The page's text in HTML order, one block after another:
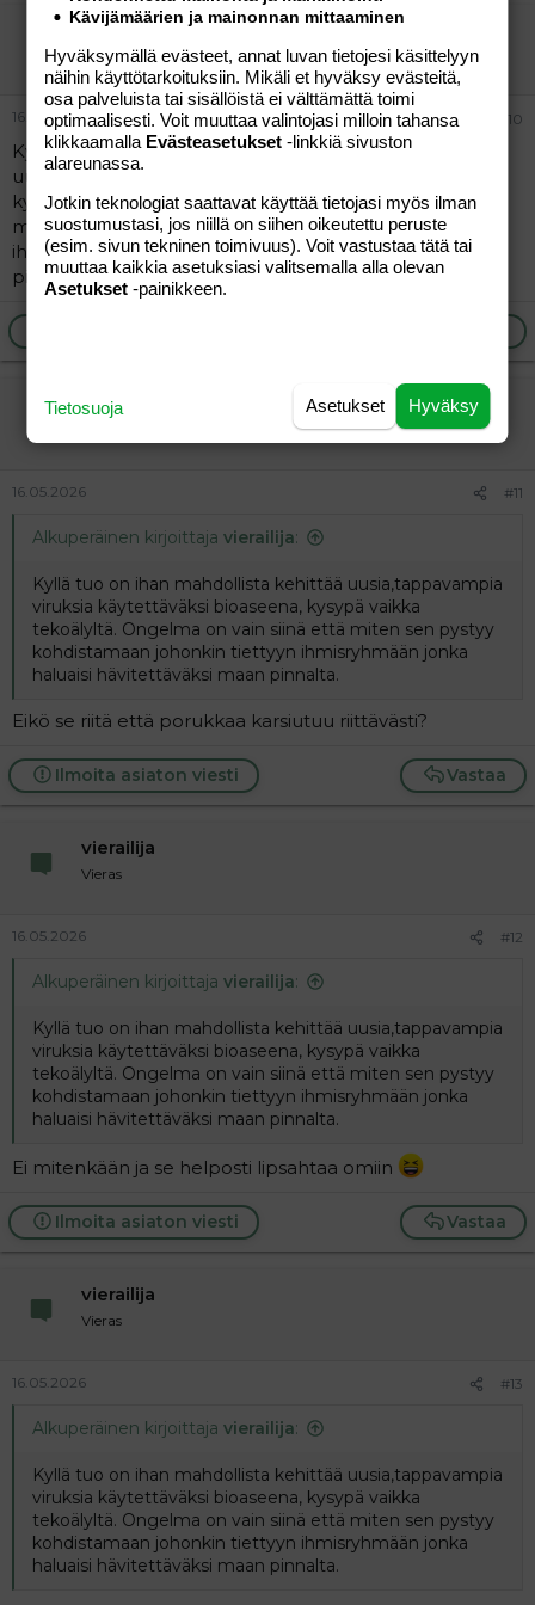
vierailija
Vieras
16.05.2026 #10
Kyllä tuo on ihan mahdollista kehittää
uusia,tappavampia viruksia käytettäväksi bioaseena,
kysypä vaikka tekoälyltä. Ongelma on vain siinä että
miten sen pystyy kohdistamaan johonkin tiettyyn
ihmisryhmään jonka haluaisi hävitettäväksi maan
pinnalta.
vierailija
16.05.2026 #11
Alkuperäinen kirjoittaja vierailija:
Kyllä tuo on ihan mahdollista kehittää uusia,tappavampia
viruksia käytettäväksi bioaseena, kysypä vaikka
tekoälyltä. Ongelma on vain siinä että miten sen pystyy
kohdistamaan johonkin tiettyyn ihmisryhmään jonka
haluaisi hävitettäväksi maan pinnalta.
Eikö se riitä että porukkaa karsiutuu riittävästi?
Vastaa
Ilmoita asiaton viesti
vierailija
Vieras
16.05.2026 #12
Alkuperäinen kirjoittaja vierailija:
Kyllä tuo on ihan mahdollista kehittää uusia,tappavampia
viruksia käytettäväksi bioaseena, kysypä vaikka
tekoälyltä. Ongelma on vain siinä että miten sen pystyy
kohdistamaan johonkin tiettyyn ihmisryhmään jonka
haluaisi hävitettäväksi maan pinnalta.
Ei mitenkään ja se helposti lipsahtaa omiin
Vastaa
Ilmoita asiaton viesti
vierailija
Vieras
16.05.2026 #13
Alkuperäinen kirjoittaja vierailija:
Kyllä tuo on ihan mahdollista kehittää uusia,tappavampia
viruksia käytettäväksi bioaseena, kysypä vaikka
tekoälyltä. Ongelma on vain siinä että miten sen pystyy
kohdistamaan johonkin tiettyyn ihmisryhmään jonka
haluaisi hävitettäväksi maan pinnalta.
Kävijämäärien ja mainonnan mittaaminen
Hyväksymällä evästeet, annat luvan tietojesi käsittelyyn
näihin käyttötarkoituksiin. Mikäli et hyväksy evästeitä,
osa palveluista tai sisällöistä ei välttämättä toimi
optimaalisesti. Voit muuttaa valintojasi milloin tahansa
klikkaamalla Evästeasetukset -linkkiä sivuston
alareunassa.
Jotkin teknologiat saattavat käyttää tietojasi myös ilman
suostumustasi, jos niillä on siihen oikeutettu peruste
(esim. sivun tekninen toimivuus). Voit vastustaa tätä tai
muuttaa kaikkia asetuksiasi valitsemalla alla olevan
Asetukset -painikkeen.
Hyväksy
Asetukset
Tietosuoja